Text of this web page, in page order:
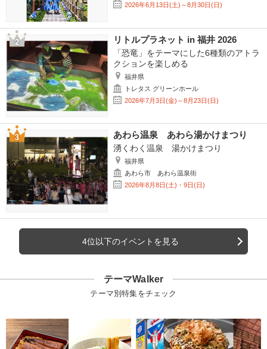
2026年6月13日(土)～8月30日(日)
リトルプラネット in 福井 2026
「恐竜」をテーマにした6種類のアトラ
クションを楽しめる
福井県
トレタス グリーンホール
2026年7月3日(金)～8月23日(日)
あわら温泉 あわら湯かけまつり
湧くわく温泉 湯かけまつり
福井県
あわら市 あわら温泉街
2026年8月8日(土)・9日(日)
4位以下のイベントを見る
テーマWalker
テーマ別特集をチェック